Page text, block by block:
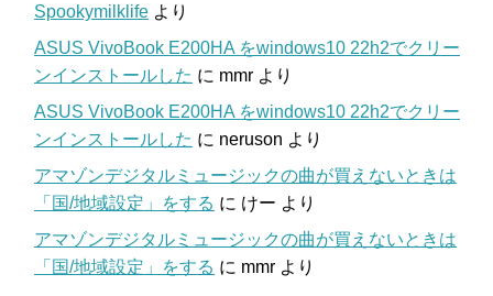
Spookymilklife より
ASUS VivoBook E200HA をwindows10 22h2でクリー
ンインストールした に mmr より
ASUS VivoBook E200HA をwindows10 22h2でクリー
ンインストールした に neruson より
アマゾンデジタルミュージックの曲が買えないときは
「国/地域設定」をする に けー より
アマゾンデジタルミュージックの曲が買えないときは
「国/地域設定」をする に mmr より